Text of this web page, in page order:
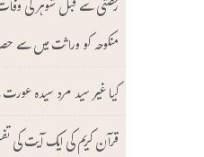
رخصتی سے قبل شوہر کی
منکوحہ کو وراثت میں سے
کیا غیر سید مرد سیدہ
قرآن کریم کی ایک آیت کی